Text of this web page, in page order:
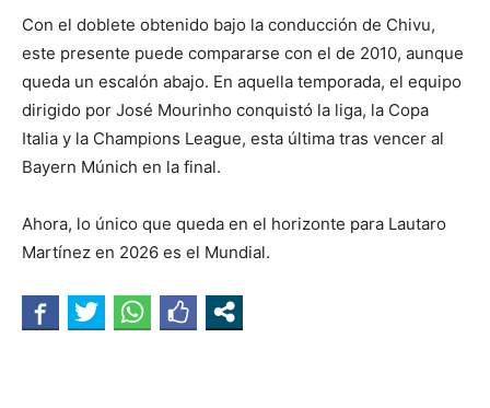
Con el doblete obtenido bajo la conducción de Chivu,
este presente puede compararse con el de 2010, aunque
queda un escalón abajo. En aquella temporada, el equipo
dirigido por José Mourinho conquistó la liga, la Copa
Italia y la Champions League, esta última tras vencer al
Bayern Múnich en la final.
Ahora, lo único que queda en el horizonte para Lautaro
Martínez en 2026 es el Mundial.